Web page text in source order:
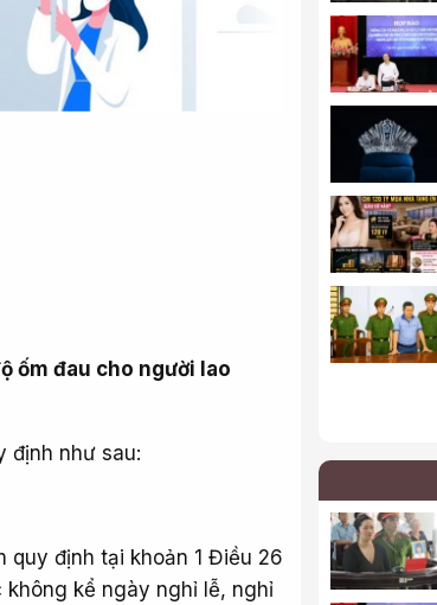
ốm đau cho người lao
định như sau:
quy định tại khoản 1 Điều 26
kể ngày nghỉ lễ, nghỉ